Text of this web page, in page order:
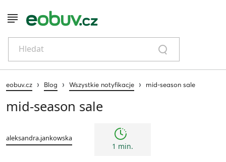
Hledat
eobuv.cz › Blog › Wszystkie notyfikacje › mid-season sale
mid-season sale
aleksandra.jankowska
1 min.